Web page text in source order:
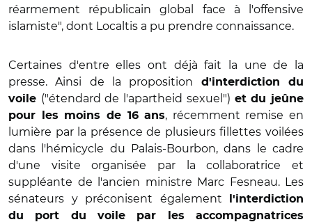
réarmement républicain global face à l'offensive
islamiste", dont Localtis a pu prendre connaissance.
Certaines d'entre elles ont déjà fait la une de la
presse. Ainsi de la proposition
d'interdiction du
voile ("étendard de l'apartheid sexuel") et du jeûne
pour les moins de 16 ans, récemment remise en
lumière par la présence de plusieurs fillettes voilées
dans l'hémicycle du Palais-Bourbon, dans le cadre
d'une visite organisée par la collaboratrice et
suppléante de l'ancien ministre Marc Fesneau. Les
sénateurs y préconisent également
l'interdiction
du port du voile par les accompagnatrices